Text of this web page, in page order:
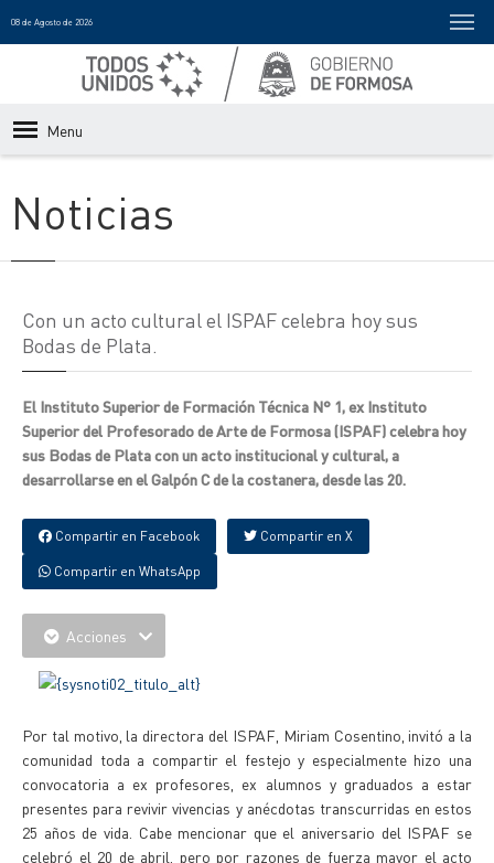
08 de Agosto de 2026
Menu
Noticias
Con un acto cultural el ISPAF celebra hoy sus
Bodas de Plata.
El Instituto Superior de Formación Técnica N° 1, ex Instituto
Superior del Profesorado de Arte de Formosa (ISPAF) celebra hoy
sus Bodas de Plata con un acto institucional y cultural, a
desarrollarse en el Galpón C de la costanera, desde las 20.
Compartir en Facebook Compartir en X
Compartir en WhatsApp
Acciones
Por tal motivo, la directora del ISPAF, Miriam Cosentino, invitó a la
comunidad toda a compartir el festejo y especialmente hizo una
convocatoria a ex profesores, ex alumnos y graduados a estar
presentes para revivir vivencias y anécdotas transcurridas en estos
25 años de vida. Cabe mencionar que el aniversario del ISPAF se
celebró el 20 de abril, pero por razones de fuerza mayor el acto